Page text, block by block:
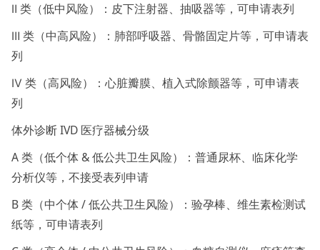
Ⅱ 类（低中风险）：皮下注射器、抽吸器等，可申请表列
Ⅲ 类（中高风险）：肺部呼吸器、骨骼固定片等，可申请表
列
Ⅳ 类（高风险）：心脏瓣膜、植入式除颤器等，可申请表
列
体外诊断 IVD 医疗器械分级
A 类（低个体 & 低公共卫生风险）：普通尿杯、临床化学
分析仪等，不接受表列申请
B 类（中个体 / 低公共卫生风险）：验孕棒、维生素检测试
纸等，可申请表列